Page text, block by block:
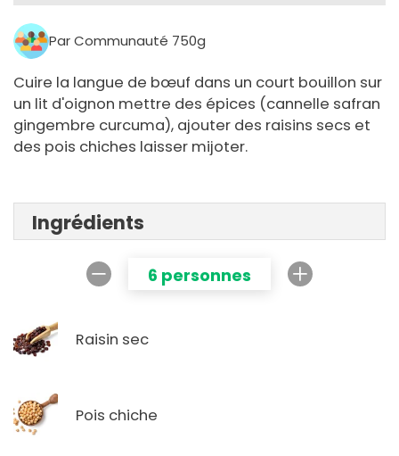
Par Communauté 750g
Cuire la langue de bœuf dans un court bouillon sur
un lit d'oignon mettre des épices (cannelle safran
gingembre curcuma), ajouter des raisins secs et
des pois chiches laisser mijoter.
Ingrédients
6 personnes
Raisin sec
Pois chiche